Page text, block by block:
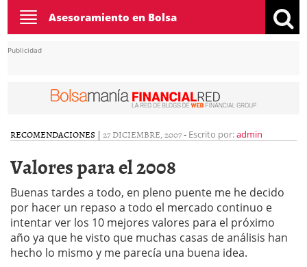
Toggle
navigation
Asesoramiento en Bolsa
Publicidad
RECOMENDACIONES | 27 DICIEMBRE, 2007- Escrito por:admin
Valores para el 2008
Buenas tardes a todo, en pleno puente me he decido
por hacer un repaso a todo el mercado continuo e
intentar ver los 10 mejores valores para el próximo
año ya que he visto que muchas casas de análisis han
hecho lo mismo y me parecía una buena idea.